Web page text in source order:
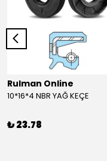
Rulman Online
10*16*4 NBR YAĞ KEÇE
₺ 23.78